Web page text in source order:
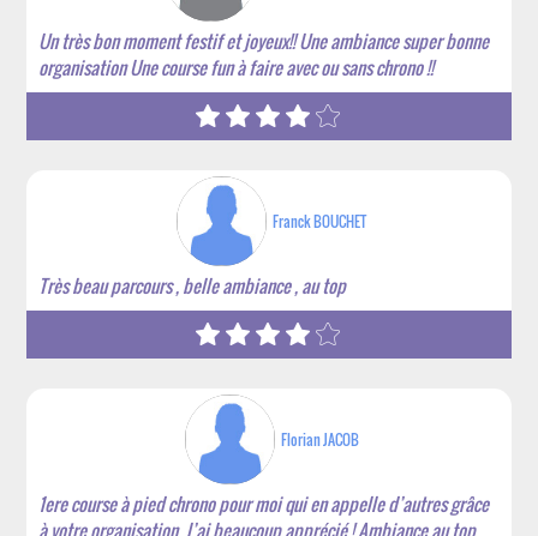
Un très bon moment festif et joyeux!! Une ambiance super bonne
organisation Une course fun à faire avec ou sans chrono !!
Franck BOUCHET
Très beau parcours , belle ambiance , au top
Florian JACOB
1ere course à pied chrono pour moi qui en appelle d’autres grâce
à votre organisation. J’ai beaucoup apprécié ! Ambiance au top.